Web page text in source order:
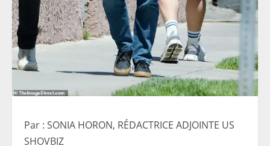
Par : SONIA HORON, RÉDACTRICE ADJOINTE US
SHOVBIZ